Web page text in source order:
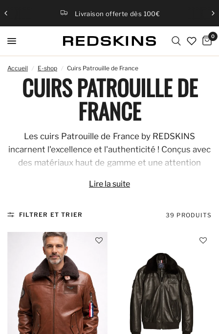
Livraison offerte dès 100€
0
Accueil / E-shop / Cuirs Patrouille de France
CUIRS PATROUILLE DE
FRANCE
Les cuirs Patrouille de France by REDSKINS
incarnent l'excellence et l'authenticité ! Conçus avec
des matériaux haut de gamme et une attention
et l'élégance de la célèbre Patrouille. Portés avec
unique. Produits et distribués par REDSKINS, ces
l'esprit d'aviation et d'aventure.
Lire la suite
FILTRER ET TRIER 39 PRODUITS